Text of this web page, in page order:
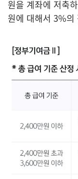
원을 계좌에 저축
원에 대해서 3%의